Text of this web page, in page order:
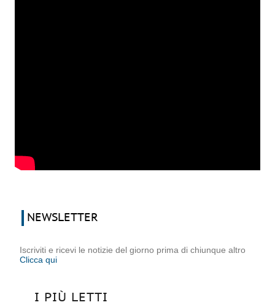
NEWSLETTER
Iscriviti e ricevi le notizie del giorno prima di chiunque altro
Clicca qui
I PIÙ LETTI